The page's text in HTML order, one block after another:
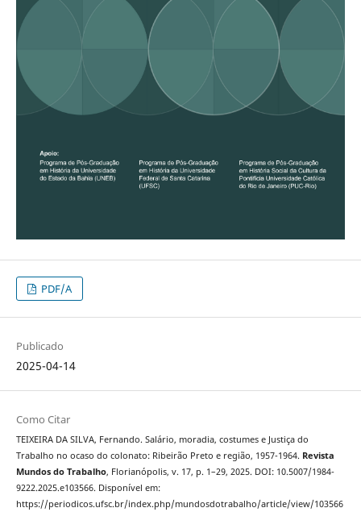
PDF/A
Publicado
2025-04-14
Como Citar
TEIXEIRA DA SILVA, Fernando. Salário, moradia, costumes e Justiça do
Trabalho no ocaso do colonato: Ribeirão Preto e região, 1957-1964. Revista
Mundos do Trabalho, Florianópolis, v. 17, p. 1–29, 2025. DOI: 10.5007/1984-
9222.2025.e103566. Disponível em:
https://periodicos.ufsc.br/index.php/mundosdotrabalho/article/view/103566